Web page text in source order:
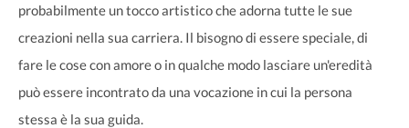
probabilmente un tocco artistico che adorna tutte le sue
creazioni nella sua carriera. Il bisogno di essere speciale, di
fare le cose con amore o in qualche modo lasciare un'eredità
può essere incontrato da una vocazione in cui la persona
stessa è la sua guida.